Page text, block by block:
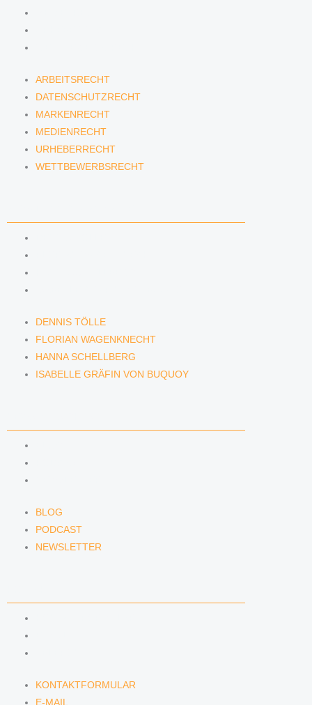
ARBEITSRECHT
DATENSCHUTZRECHT
MARKENRECHT
MEDIENRECHT
URHEBERRECHT
WETTBEWERBSRECHT
DENNIS TÖLLE
FLORIAN WAGENKNECHT
HANNA SCHELLBERG
ISABELLE GRÄFIN VON BUQUOY
BLOG
PODCAST
NEWSLETTER
KONTAKTFORMULAR
E-MAIL